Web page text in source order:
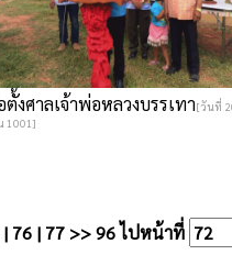
งศาลเจ้าพ่อหลวงบรรเทา[วันที่
1001]
76| 77 >> 96ไปหน้าที่